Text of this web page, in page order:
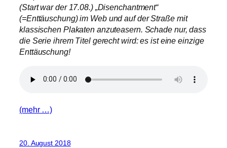
(Start war der 17.08.) „Disenchantment“
(=Enttäuschung) im Web und auf der Straße mit
klassischen Plakaten anzuteasern. Schade nur, dass
die Serie ihrem Titel gerecht wird: es ist eine einzige
Enttäuschung!
(mehr …)
20. August 2018